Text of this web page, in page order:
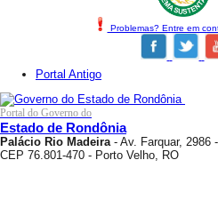
Problemas? Entre em
Portal Antigo
Portal do Governo do
Estado de Rondônia
Palácio Rio Madeira- Av. Farquar, 2986
CEP 76.801-470 - Porto Velho, RO